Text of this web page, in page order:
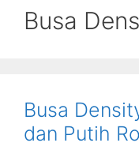
Busa
Busa
dan Putih